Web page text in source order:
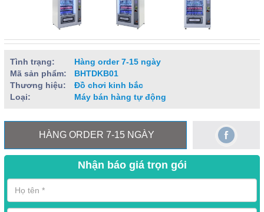
Tình trạng:
Hàng order 7-15 ngày
Mã sản phẩm:
BHTDKB01
Thương hiệu:
Đồ chơi kinh bắc
Loại:
Máy bán hàng tự động
HÀNG ORDER 7-15 NGÀY
Nhận báo giá trọn gói